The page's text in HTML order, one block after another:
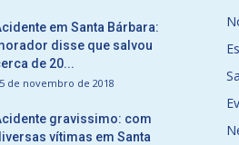
em Santa Bárbara:
disse que salvou
de 20...
de novembro de 2018
gravissimo: com
vítimas em Santa